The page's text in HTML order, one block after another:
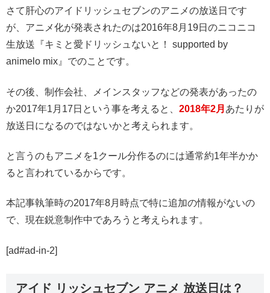
さて肝心のアイドリッシュセブンのアニメの放送日です
が、アニメ化が発表されたのは2016年8月19日のニコニコ
生放送『キミと愛ドリッシュないと！ supported by
animelo mix』でのことです。
その後、制作会社、メインスタッフなどの発表があったの
か2017年1月17日という事を考えると、 2018年2月 あたりが
放送日になるのではないかと考えられます。
と言うのもアニメを1クール分作るのには通常約1年半かか
ると言われているからです。
本記事執筆時の2017年8月時点で特に追加の情報がないの
で、現在鋭意制作中であろうと考えられます。
[ad#ad-in-2]
アイド リッシュセブン アニメ 放送日は？